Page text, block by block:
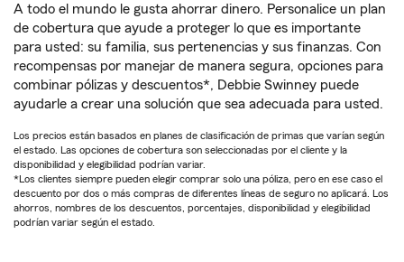
A todo el mundo le gusta ahorrar dinero. Personalice un plan
de cobertura que ayude a proteger lo que es importante
para usted: su familia, sus pertenencias y sus finanzas. Con
recompensas por manejar de manera segura, opciones para
combinar pólizas y descuentos*, Debbie Swinney puede
ayudarle a crear una solución que sea adecuada para usted.
Los precios están basados en planes de clasificación de primas que varían según
el estado. Las opciones de cobertura son seleccionadas por el cliente y la
disponibilidad y elegibilidad podrían variar.
*Los clientes siempre pueden elegir comprar solo una póliza, pero en ese caso el
descuento por dos o más compras de diferentes líneas de seguro no aplicará. Los
ahorros, nombres de los descuentos, porcentajes, disponibilidad y elegibilidad
podrían variar según el estado.